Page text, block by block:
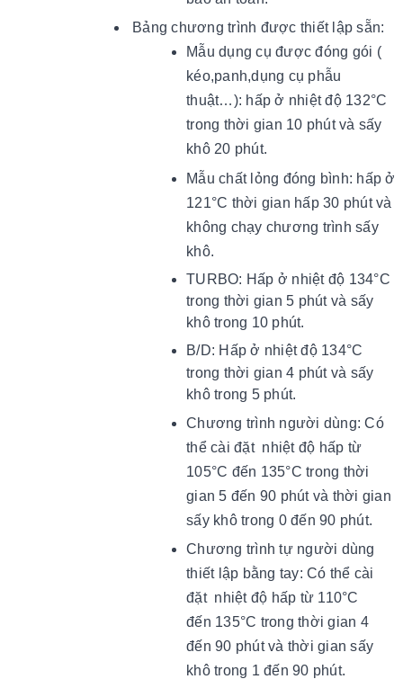
Bảng chương trình được thiết lập sẵn:
Mẫu dụng cụ được đóng gói (
kéo,panh,dụng cụ phẫu
thuật…): hấp ở nhiệt độ 132°C
trong thời gian 10 phút và sấy
khô 20 phút.
Mẫu chất lỏng đóng bình: hấp ở
121°C thời gian hấp 30 phút và
không chạy chương trình sấy
khô.
TURBO: Hấp ở nhiệt độ 134°C
trong thời gian 5 phút và sấy
khô trong 10 phút.
B/D: Hấp ở nhiệt độ 134°C
trong thời gian 4 phút và sấy
khô trong 5 phút.
Chương trình người dùng: Có
thể cài đặt nhiệt độ hấp từ
105°C đến 135°C trong thời
gian 5 đến 90 phút và thời gian
sấy khô trong 0 đến 90 phút.
Chương trình tự người dùng
thiết lập bằng tay: Có thể cài
đặt nhiệt độ hấp từ 110°C
đến 135°C trong thời gian 4
đến 90 phút và thời gian sấy
khô trong 1 đến 90 phút.